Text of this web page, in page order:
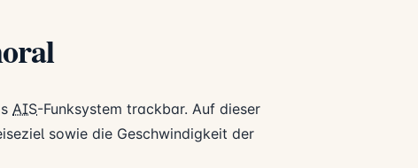
AIS-Funksystem trackbar. Auf dieser
sowie die Geschwindigkeit der